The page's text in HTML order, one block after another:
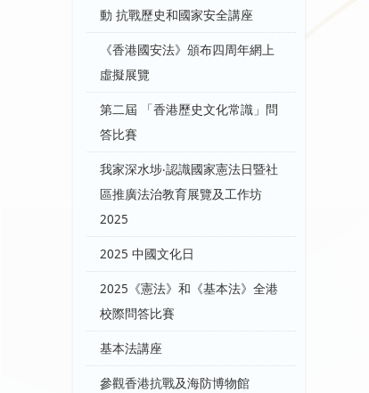
動 抗戰歷史和國家安全講座
《香港國安法》頒布四周年網上
虛擬展覽
第二屆 「香港歷史文化常識」問
答比賽
我家深水埗‧認識國家憲法日暨社
區推廣法治教育展覽及工作坊
2025
2025 中國文化日
2025《憲法》和《基本法》全港
校際問答比賽
基本法講座
參觀香港抗戰及海防博物館